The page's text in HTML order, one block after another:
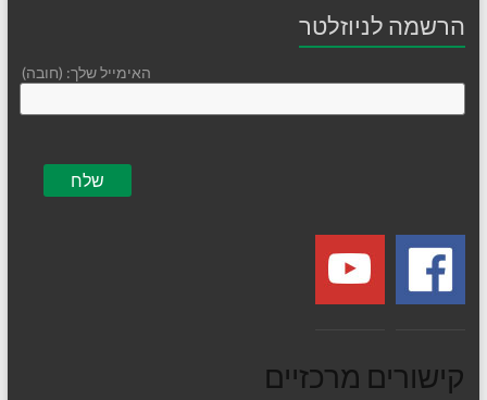
הרשמה לניוזלטר
האימייל שלך: (חובה)
קישורים מרכזיים